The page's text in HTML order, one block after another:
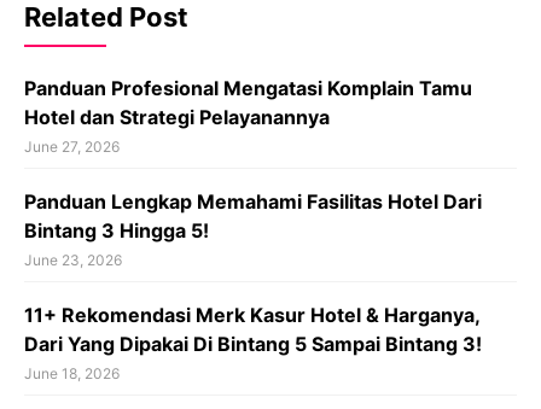
Related Post
Panduan Profesional Mengatasi Komplain Tamu
Hotel dan Strategi Pelayanannya
June 27, 2026
Panduan Lengkap Memahami Fasilitas Hotel Dari
Bintang 3 Hingga 5!
June 23, 2026
11+ Rekomendasi Merk Kasur Hotel & Harganya,
Dari Yang Dipakai Di Bintang 5 Sampai Bintang 3!
June 18, 2026